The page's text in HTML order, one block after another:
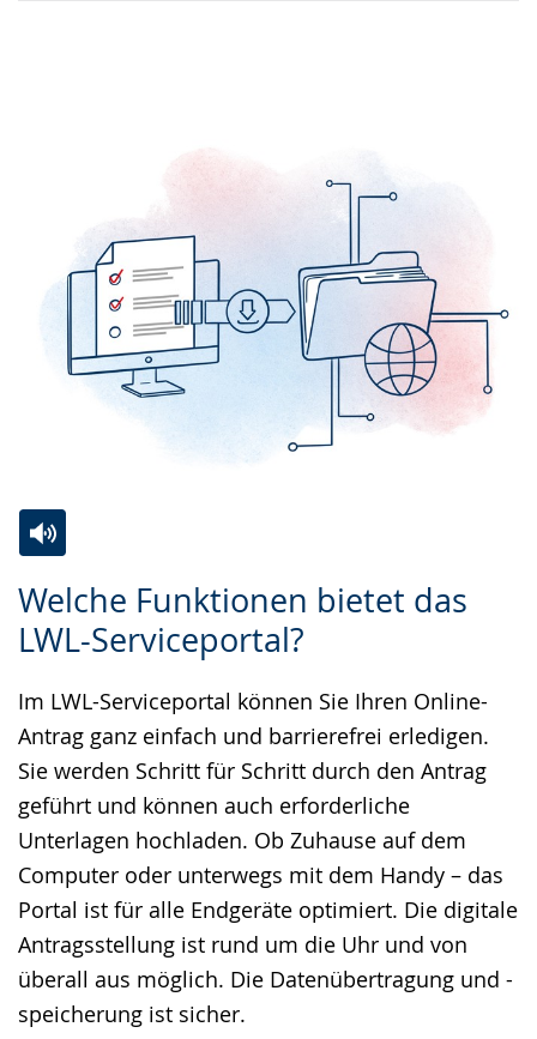
Welche Funktionen bietet das
LWL-Serviceportal?
Im LWL-Serviceportal können Sie Ihren Online-
Antrag ganz einfach und barrierefrei erledigen.
Sie werden Schritt für Schritt durch den Antrag
geführt und können auch erforderliche
Unterlagen hochladen. Ob Zuhause auf dem
Computer oder unterwegs mit dem Handy – das
Portal ist für alle Endgeräte optimiert. Die digitale
Antragsstellung ist rund um die Uhr und von
überall aus möglich. Die Datenübertragung und -
speicherung ist sicher.
Leichten
Sprache
Audio-
Unterstützung.
Video
in
Gebärdensprache
wird
angezeigt.